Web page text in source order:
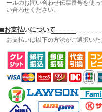
ールのお問い合わせ伝票番号を使
い合わせください。
■お支払いについて
お支払いは以下の方法がご選択い